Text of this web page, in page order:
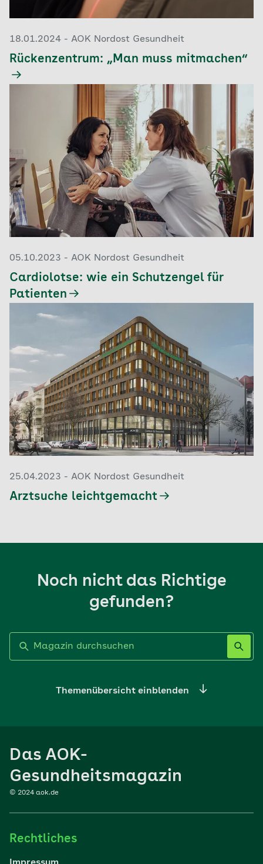
18.01.2024 - AOK Nordost Gesundheit
Rückenzentrum: „Man muss mitmachen“
05.10.2023 - AOK Nordost Gesundheit
Cardiolotse: wie ein Schutzengel für
Patienten
25.04.2023 - AOK Nordost Gesundheit
Arztsuche leichtgemacht
Noch nicht das Richtige
gefunden?
Themenübersicht einblenden
Sport
Reisen
Das AOK-
Gesundheitsmagazin
© 2024 aok.de
Rechtliches